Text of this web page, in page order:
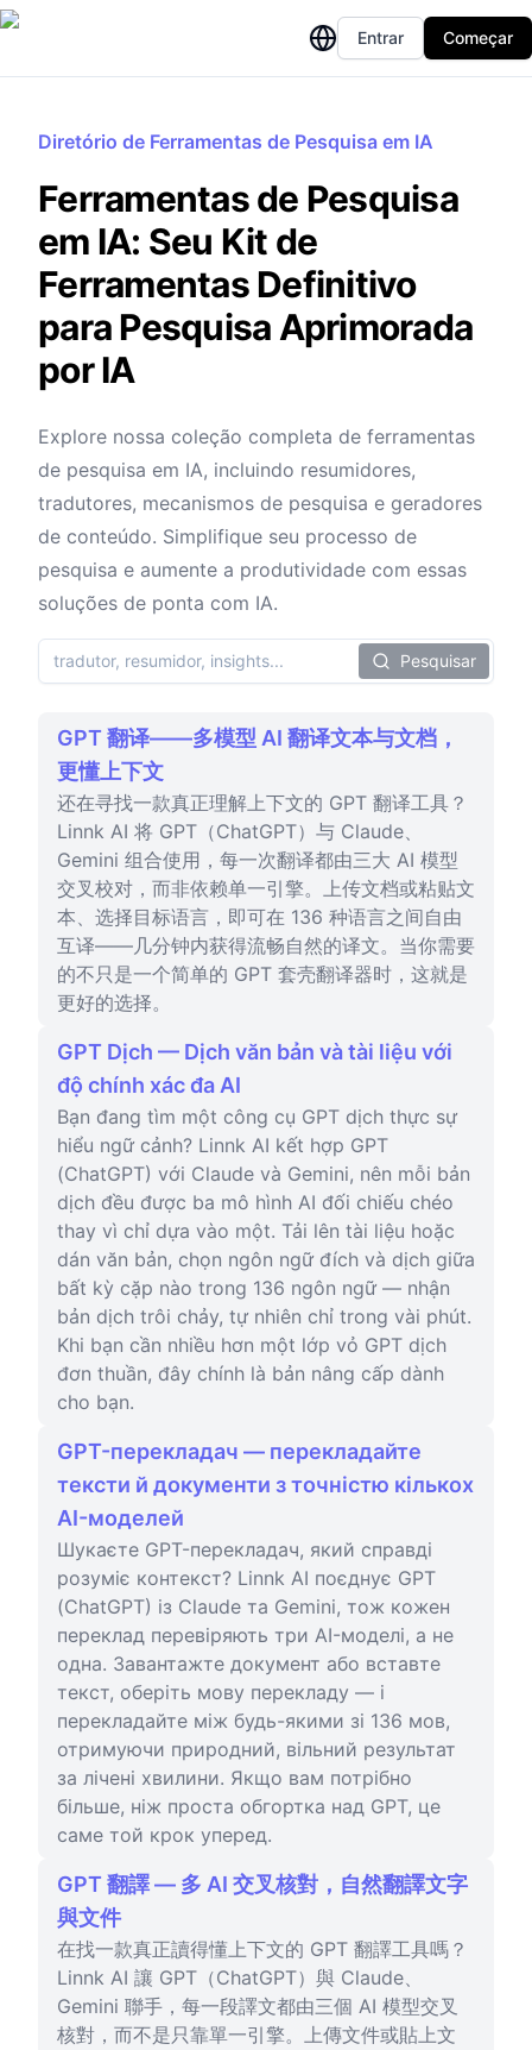
Entrar Começar
Diretório de Ferramentas de Pesquisa em IA
Ferramentas de Pesquisa
em IA: Seu Kit de
Ferramentas Definitivo
para Pesquisa Aprimorada
por IA
Explore nossa coleção completa de ferramentas
de pesquisa em IA, incluindo resumidores,
tradutores, mecanismos de pesquisa e geradores
de conteúdo. Simplifique seu processo de
pesquisa e aumente a produtividade com essas
soluções de ponta com IA.
Pesquisar
GPT 翻译——多模型 AI 翻译文本与文档，
更懂上下文
还在寻找一款真正理解上下文的 GPT 翻译工具？
Linnk AI 将 GPT（ChatGPT）与 Claude、
Gemini 组合使用，每一次翻译都由三大 AI 模型
交叉校对，而非依赖单一引擎。上传文档或粘贴文
本、选择目标语言，即可在 136 种语言之间自由
互译——几分钟内获得流畅自然的译文。当你需要
的不只是一个简单的 GPT 套壳翻译器时，这就是
更好的选择。
GPT Dịch — Dịch văn bản và tài liệu với
độ chính xác đa AI
Bạn đang tìm một công cụ GPT dịch thực sự
hiểu ngữ cảnh? Linnk AI kết hợp GPT
(ChatGPT) với Claude và Gemini, nên mỗi bản
dịch đều được ba mô hình AI đối chiếu chéo
thay vì chỉ dựa vào một. Tải lên tài liệu hoặc
dán văn bản, chọn ngôn ngữ đích và dịch giữa
bất kỳ cặp nào trong 136 ngôn ngữ — nhận
bản dịch trôi chảy, tự nhiên chỉ trong vài phút.
Khi bạn cần nhiều hơn một lớp vỏ GPT dịch
đơn thuần, đây chính là bản nâng cấp dành
cho bạn.
GPT-перекладач — перекладайте
тексти й документи з точністю кількох
AI-моделей
Шукаєте GPT-перекладач, який справді
розуміє контекст? Linnk AI поєднує GPT
(ChatGPT) із Claude та Gemini, тож кожен
переклад перевіряють три AI-моделі, а не
одна. Завантажте документ або вставте
текст, оберіть мову перекладу — і
перекладайте між будь-якими зі 136 мов,
отримуючи природний, вільний результат
за лічені хвилини. Якщо вам потрібно
більше, ніж проста обгортка над GPT, це
саме той крок уперед.
GPT 翻譯 — 多 AI 交叉核對，自然翻譯文字
與文件
在找一款真正讀得懂上下文的 GPT 翻譯工具嗎？
Linnk AI 讓 GPT（ChatGPT）與 Claude、
Gemini 聯手，每一段譯文都由三個 AI 模型交叉
核對，而不是只靠單一引擎。上傳文件或貼上文